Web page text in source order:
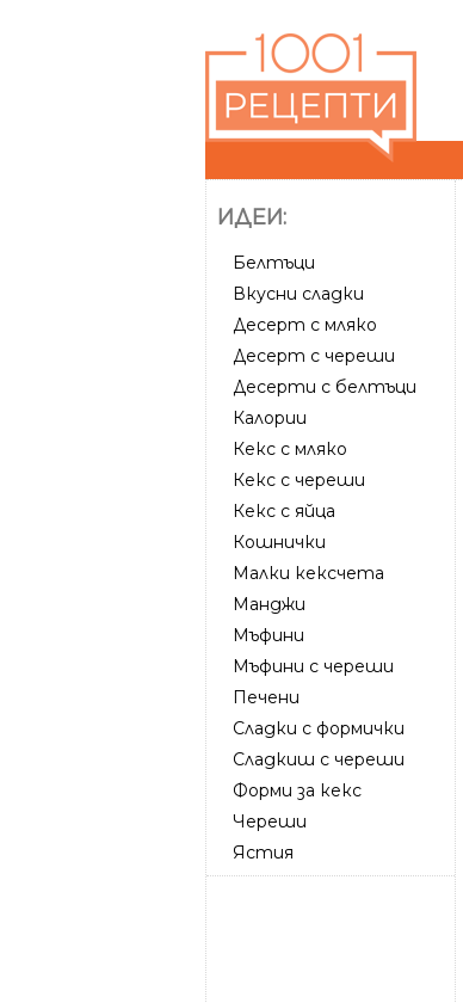
ИДЕИ:
Белтъци
Вкусни сладки
Десерт с мляко
Десерт с череши
Десерти с белтъци
Калории
Кекс с мляко
Кекс с череши
Кекс с яйца
Кошнички
Малки кексчета
Манджи
Мъфини
Мъфини с череши
Печени
Сладки с формички
Сладкиш с череши
Форми за кекс
Череши
Ястия